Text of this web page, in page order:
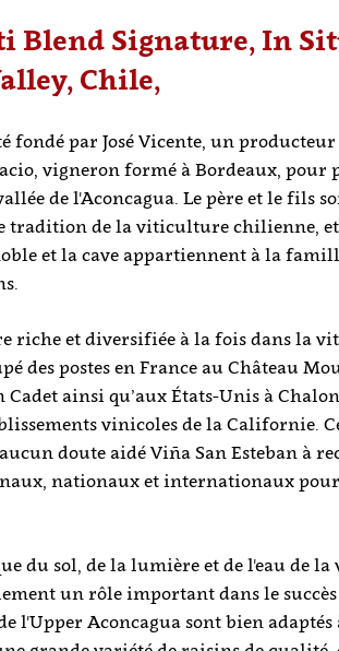
Blend Signature, In
Chile,
fondé par José Vicente, un
vigneron formé à Bordeaux, pour
de l'Aconcagua. Le père et le fils
tradition de la viticulture chilienne, et
et la cave appartiennent à la
riche et diversifiée à la fois dans la
des postes en France au Château
ainsi qu’aux États-Unis à
vinicoles de la Californie.
doute aidé Viña San Esteban à
nationaux et internationaux pour
du sol, de la lumière et de l'eau de la
un rôle important dans le
l'Upper Aconcagua sont bien